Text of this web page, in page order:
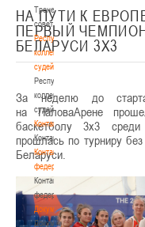
Тренерский
совет
Республиканская
коллегия
судей
Республиканская
коллегия
судей
Контакты
Контакты
Контакты
федерации
Контакты
федерации
Документы
Документы
НА ПУТИ К
ПЕРВЫЙ
БЕЛАРУСИ 3Х3
За неделю до
на ПаловаАрене
баскетболу 3х3
прошлась по турниру
Беларуси.